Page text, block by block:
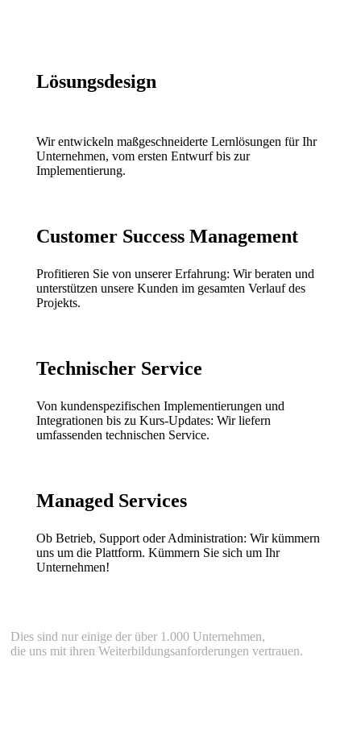
Lösungsdesign
Wir entwickeln maßgeschneiderte Lernlösungen für Ihr
Unternehmen, vom ersten Entwurf bis zur
Implementierung.
Customer Success Management
Profitieren Sie von unserer Erfahrung: Wir beraten und
unterstützen unsere Kunden im gesamten Verlauf des
Projekts.
Technischer Service
Von kundenspezifischen Implementierungen und
Integrationen bis zu Kurs-Updates: Wir liefern
umfassenden technischen Service.
Managed Services
Ob Betrieb, Support oder Administration: Wir kümmern
uns um die Plattform. Kümmern Sie sich um Ihr
Unternehmen!
Dies sind nur einige der über 1.000 Unternehmen,
die uns mit ihren Weiterbildungsanforderungen vertrauen.